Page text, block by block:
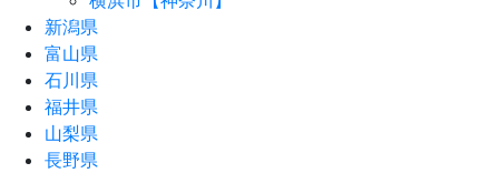
新潟県
富山県
石川県
福井県
山梨県
長野県